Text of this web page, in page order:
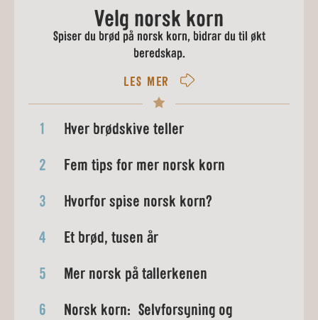
Velg norsk korn
Spiser du brød på norsk korn, bidrar du til økt
beredskap.
LES MER
1 Hver brødskive teller
2 Fem tips for mer norsk korn
3 Hvorfor spise norsk korn?
4 Et brød, tusen år
5 Mer norsk på tallerkenen
6
Norsk korn: Selvforsyning og